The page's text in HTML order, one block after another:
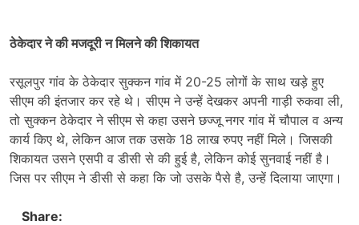
ठेकेदार ने की मजदूरी न मिलने की शिकायत
रसूलपुर गांव के ठेकेदार सुक्कन गांव में 20-25 लोगों के साथ खड़े हुए
सीएम की इंतजार कर रहे थे। सीएम ने उन्हें देखकर अपनी गाड़ी रुकवा ली,
तो सुक्कन ठेकेदार ने सीएम से कहा उसने छज्जू नगर गांव में चौपाल व अन्य
कार्य किए थे, लेकिन आज तक उसके 18 लाख रुपए नहीं मिले। जिसकी
शिकायत उसने एसपी व डीसी से की हुई है, लेकिन कोई सुनवाई नहीं है।
जिस पर सीएम ने डीसी से कहा कि जो उसके पैसे है, उन्हें दिलाया जाएगा।
Share: